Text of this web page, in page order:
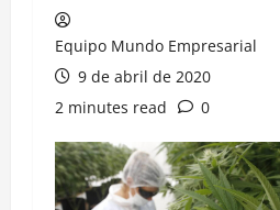
Equipo Mundo Empresarial
9 de abril de 2020
2 minutes read
0